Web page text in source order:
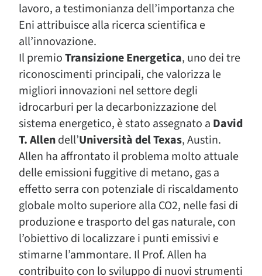
lavoro, a testimonianza dell’importanza che
Eni attribuisce alla ricerca scientifica e
all’innovazione.
Il premioTransizione Energetica, uno dei tre
riconoscimenti principali, che valorizza le
migliori innovazioni nel settore degli
idrocarburi per la decarbonizzazione del
sistema energetico, è stato assegnato a David
T. Allendell’Università del Texas, Austin.
Allen ha affrontato il problema molto attuale
delle emissioni fuggitive di metano, gas a
effetto serra con potenziale di riscaldamento
globale molto superiore alla CO2, nelle fasi di
produzione e trasporto del gas naturale, con
l’obiettivo di localizzare i punti emissivi e
stimarne l’ammontare. Il Prof. Allen ha
contribuito con lo sviluppo di nuovi strumenti